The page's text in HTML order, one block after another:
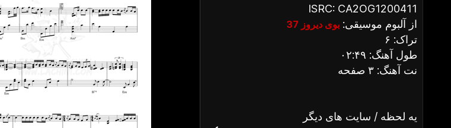
ISRC: CA2OG1200411
از آلبوم موسیقی:بوی دیروز 37
تراک: ۶
طول آهنگ: ۰۲:۴۹
نت آهنگ: ۳ صفحه
یه لحظه / سایت های دیگر